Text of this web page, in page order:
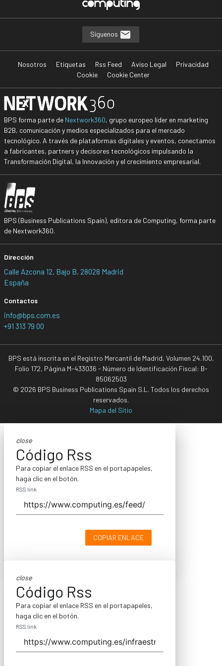
Síguenos
Nosotros Etiquetas Rss Feed Aviso Legal
Privacidad
Cookie
Cookie Center
BPS forma parte de Nextwork360, grupo europeo líder en marketing
B2B, comunicación y medios especializados para el mercado
tecnológico. A través de plataformas digitales y eventos, conectamos
a fabricantes, partners y decisores tecnológicos impulsando la
Transformación Digital, la Innovación y el crecimiento empresarial.
BPS (Business Publications Spain), editora de Computing, forma parte
de Nextwork360.
Dirección
Calle Azcona 12, Bajo B, 28028 Madrid
España
Contactos
info@bps.com.es
+91 313 79 00
BPS está inscrita en el Registro Mercantil de Madrid, Volumen 24.100,
Folio 172, Página M-433036 - Número de Identificación Fiscal: B-
85062503
© 2026 BPS Business Publications Spain S.L. Todos los derechos
reservados.
Mapa del Sitio
close
Código Rss
Para copiar el enlace RSS en el portapapeles,
haga clic en el botón.
RSS link
COPIAR ENLACE
close
Código Rss
Para copiar el enlace RSS en el portapapeles,
haga clic en el botón.
RSS link